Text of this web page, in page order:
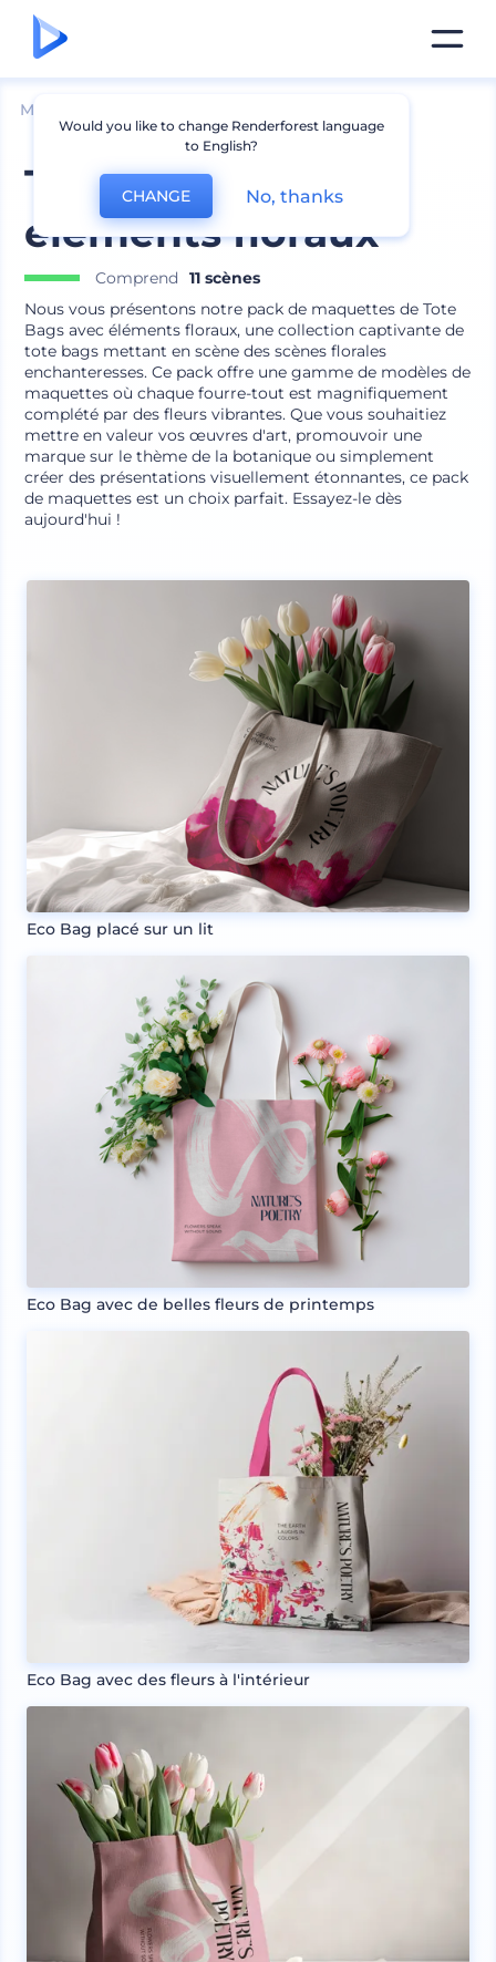
Mockups
Tote bags avec
éléments floraux
Comprend
11 scènes
Nous vous présentons notre pack de maquettes de Tote
Bags avec éléments floraux, une collection captivante de
tote bags mettant en scène des scènes florales
enchanteresses. Ce pack offre une gamme de modèles de
maquettes où chaque fourre-tout est magnifiquement
complété par des fleurs vibrantes. Que vous souhaitiez
mettre en valeur vos œuvres d'art, promouvoir une
marque sur le thème de la botanique ou simplement
créer des présentations visuellement étonnantes, ce pack
de maquettes est un choix parfait. Essayez-le dès
aujourd'hui !
Eco Bag placé sur un lit
Eco Bag avec de belles fleurs de printemps
Eco Bag avec des fleurs à l'intérieur
Would you like to change Renderforest language
to English?
CHANGE No, thanks